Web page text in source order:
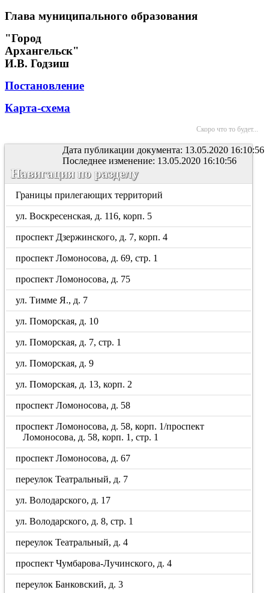
Глава муниципального образования
"Город
Архангельск"
И.В. Годзиш
Постановление
Карта-схема
Скоро что то будет...
Дата публикации документа: 13.05.2020 16:10:56
Последнее изменение: 13.05.2020 16:10:56
Навигация по разделу
Границы прилегающих территорий
ул. Воскресенская, д. 116, корп. 5
проспект Дзержинского, д. 7, корп. 4
проспект Ломоносова, д. 69, стр. 1
проспект Ломоносова, д. 75
ул. Тимме Я., д. 7
ул. Поморская, д. 10
ул. Поморская, д. 7, стр. 1
ул. Поморская, д. 9
ул. Поморская, д. 13, корп. 2
проспект Ломоносова, д. 58
проспект Ломоносова, д. 58, корп. 1/проспект
Ломоносова, д. 58, корп. 1, стр. 1
проспект Ломоносова, д. 67
переулок Театральный, д. 7
ул. Володарского, д. 17
ул. Володарского, д. 8, стр. 1
переулок Театральный, д. 4
проспект Чумбарова-Лучинского, д. 4
переулок Банковский, д. 3